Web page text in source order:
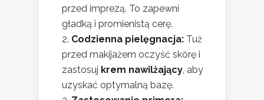
przed imprezą. To zapewni
gładką i promienistą cerę.
Codzienna pielęgnacja: Tuż
przed makijażem oczyść skórę i
zastosuj krem nawilżający, aby
uzyskać optymalną bazę.